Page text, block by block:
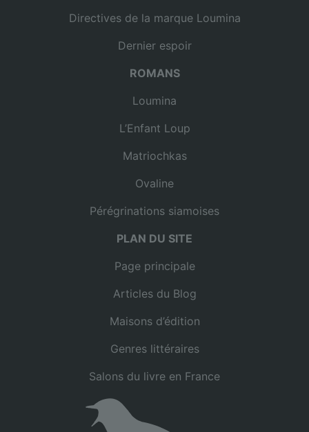
Directives de la marque Loumina
Dernier espoir
ROMANS
Loumina
L’Enfant Loup
Matriochkas
Ovaline
Pérégrinations siamoises
PLAN DU SITE
Page principale
Articles du Blog
Maisons d’édition
Genres littéraires
Salons du livre en France